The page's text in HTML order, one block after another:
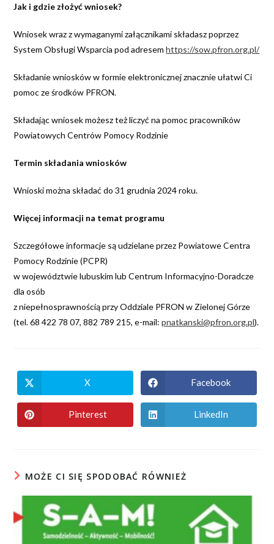
Jak i gdzie złożyć wniosek?
Wniosek wraz z wymaganymi załącznikami składasz poprzez
System Obsługi Wsparcia pod adresemhttps://sow.pfron.org.pl/
Składanie wniosków w formie elektronicznej znacznie ułatwi Ci
pomoc ze środków PFRON.
Składając wniosek możesz też liczyć na pomoc pracowników
Powiatowych Centrów Pomocy Rodzinie
Termin składania wniosków
Wnioski można składać do 31 grudnia 2024 roku.
Więcej informacji na temat programu
Szczegółowe informacje są udzielane przez Powiatowe Centra
Pomocy Rodzinie (PCPR)
w województwie lubuskim lub Centrum Informacyjno-Doradcze
dla osób
z niepełnosprawnością przy Oddziale PFRON w Zielonej Górze
(tel. 68 422 78 07, 882 789 215, e-mail:pnatkanski@pfron.org.pl).
X Facebook
Pinterest LinkedIn
MOŻE CI SIĘ SPODOBAĆ RÓWNIEŻ